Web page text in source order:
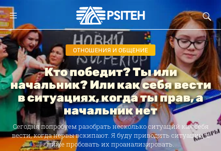
ОТНОШЕНИЯ И ОБЩЕНИЕ
Кто победит? Ты или
начальник? Или как себя вести
в ситуациях, когда ты прав, а
начальник нет
Сегодня попробуем разобрать несколько ситуаций как себя
вести, когда нервы вскипают. Я буду приводить ситуации, а
ниже пробовать их проанализировать.